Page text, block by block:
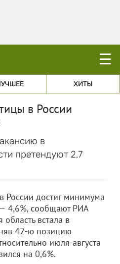
☰
ХИТЫ
в России
в
претендуют 2,7
России достиг минимума
4,6%, сообщают РИА
встала в
42-ю позицию
июля-августа
на 0,6%.